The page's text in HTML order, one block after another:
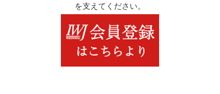
を支えてください。